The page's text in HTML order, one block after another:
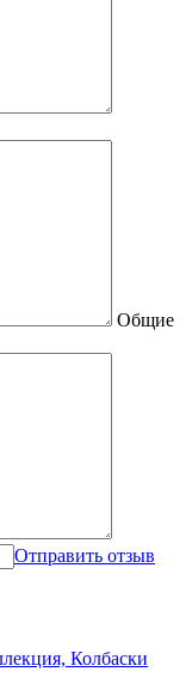
Общие
Отправить отзыв